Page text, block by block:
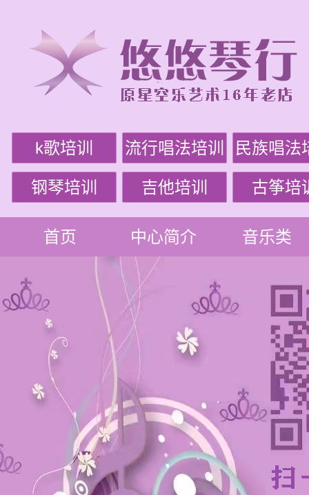
k歌培训 流行唱法培训 民族唱法
钢琴培训 吉他培训 古筝培
首页 中心简介 音乐类